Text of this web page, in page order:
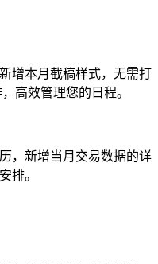
本月截稿样式，无需打
高效管理您的日程。
新增当月交易数据的详
排。